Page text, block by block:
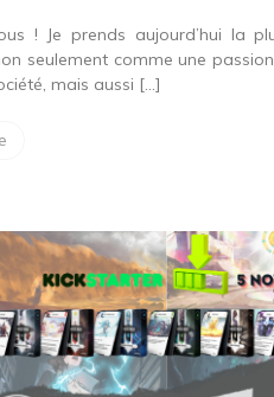
! Je prends aujourd’hui la
seulement comme une
mais aussi […]